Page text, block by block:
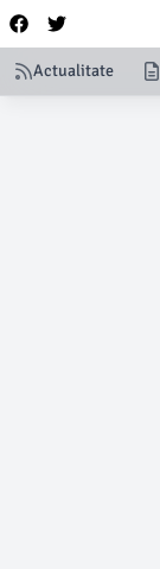
Actualitate